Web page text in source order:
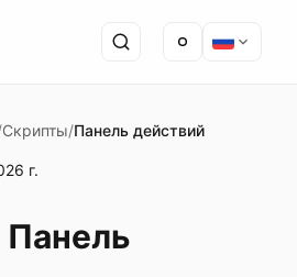
Скрипты/Панель действий
г.